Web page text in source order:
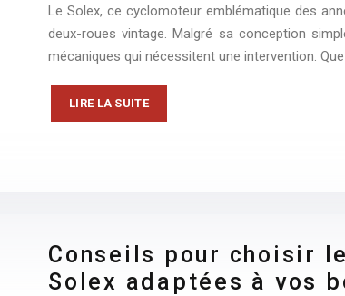
Le Solex, ce cyclomoteur emblématique des
deux-roues vintage. Malgré sa conception
mécaniques qui nécessitent une intervention.
LIRE LA SUITE
Conseils pour choisir
Solex adaptées à vos